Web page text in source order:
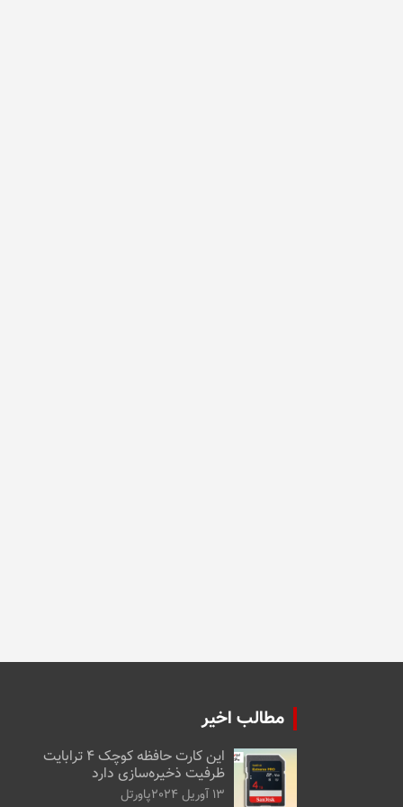
مطالب اخیر
این کارت حافظه کوچک ۴ ترابایت
ظرفیت ذخیره‌سازی دارد
13 آوریل 2024 پاورتل